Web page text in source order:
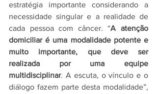
estratégia importante considerando a
necessidade singular e a realidade de
cada pessoa com câncer. “A atenção
domiciliar é uma modalidade potente e
muito importante, que deve ser
realizada por uma equipe
multidisciplinar. A escuta, o vínculo e o
diálogo fazem parte desta modalidade”,